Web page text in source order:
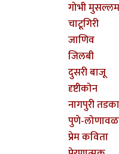
गोभी मुसल्लम
चाटूगिरी
जाणिव
जिलबी
दुसरी बाजू
दृष्टीकोन
नागपुरी तडका
पुणे-
प्रेम कविता